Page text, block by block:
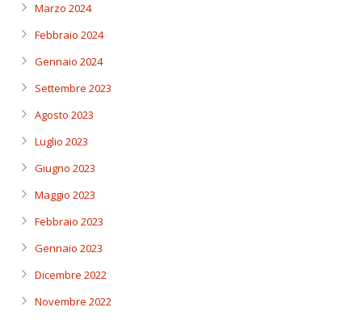
Marzo 2024
Febbraio 2024
Gennaio 2024
Settembre 2023
Agosto 2023
Luglio 2023
Giugno 2023
Maggio 2023
Febbraio 2023
Gennaio 2023
Dicembre 2022
Novembre 2022